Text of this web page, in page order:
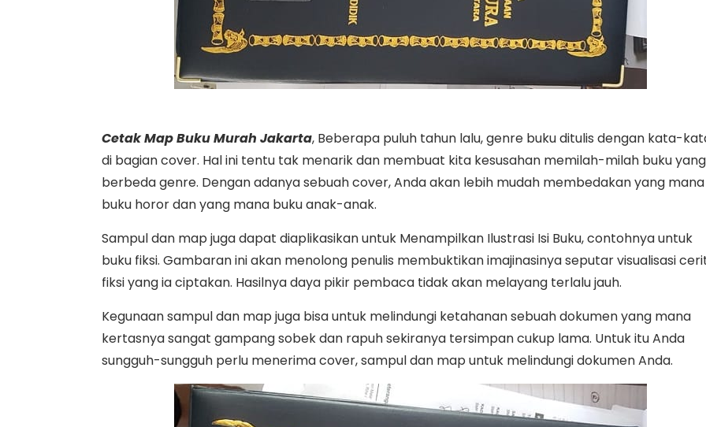
Cetak Map Buku Murah Jakarta, Beberapa puluh tahun lalu, genre buku ditulis dengan kata-
di bagian cover. Hal ini tentu tak menarik dan membuat kita kesusahan memilah-milah buku yang
berbeda genre. Dengan adanya sebuah cover, Anda akan lebih mudah membedakan yang mana
buku horor dan yang mana buku anak-anak.
Sampul dan map juga dapat diaplikasikan untuk Menampilkan Ilustrasi Isi Buku, contohnya untuk
buku fiksi. Gambaran ini akan menolong penulis membuktikan imajinasinya seputar visualisasi
fiksi yang ia ciptakan. Hasilnya daya pikir pembaca tidak akan melayang terlalu jauh.
Kegunaan sampul dan map juga bisa untuk melindungi ketahanan sebuah dokumen yang mana
kertasnya sangat gampang sobek dan rapuh sekiranya tersimpan cukup lama. Untuk itu Anda
sungguh-sungguh perlu menerima cover, sampul dan map untuk melindungi dokumen Anda.